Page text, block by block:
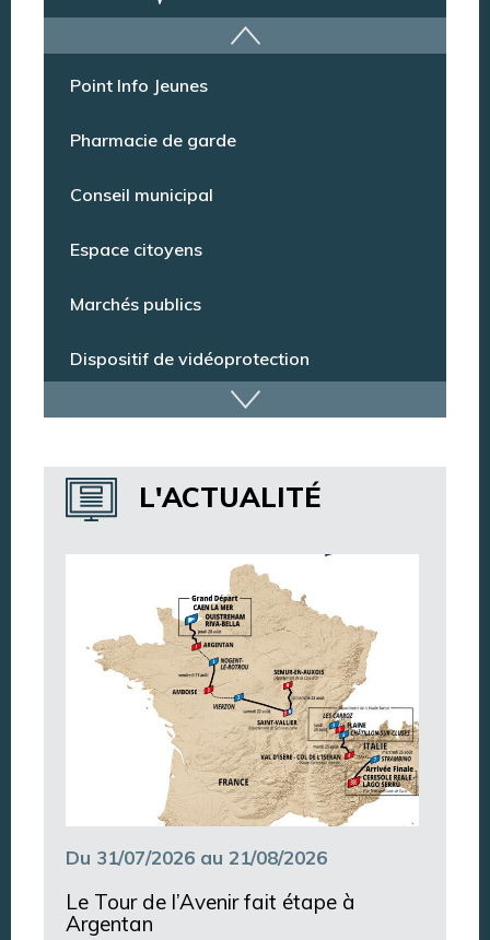
Offres d’emploi
Point Info Jeunes
Pharmacie de garde
Conseil municipal
Espace citoyens
Marchés publics
Dispositif de vidéoprotection
Annuaire des services
Annuaire des associations
Argentan Aujourd’hui
L'ACTUALITÉ
Du 31/07/2026 au 21/08/2026
Le Tour de l’Avenir fait étape à
Argentan